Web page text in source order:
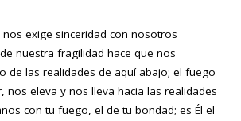
exige sinceridad con nosotros
nuestra fragilidad hace que nos
de las realidades de aquí abajo; el fuego
nos eleva y nos lleva hacia las realidades
con tu fuego, el de tu bondad; es Él el